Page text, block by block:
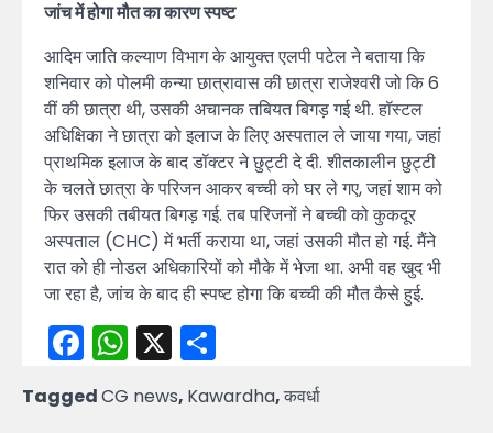
जांच में होगा मौत का कारण स्पष्ट
आदिम जाति कल्याण विभाग के आयुक्त एलपी पटेल ने बताया कि
शनिवार को पोलमी कन्या छात्रावास की छात्रा राजेश्वरी जो कि 6
वीं की छात्रा थी, उसकी अचानक तबियत बिगड़ गई थी. हॉस्टल
अधिक्षिका ने छात्रा को इलाज के लिए अस्पताल ले जाया गया, जहां
प्राथमिक इलाज के बाद डॉक्टर ने छुट्टी दे दी. शीतकालीन छुट्टी
के चलते छात्रा के परिजन आकर बच्ची को घर ले गए, जहां शाम को
फिर उसकी तबीयत बिगड़ गई. तब परिजनों ने बच्ची को कुकदूर
अस्पताल (CHC) में भर्ती कराया था, जहां उसकी मौत हो गई. मैंने
रात को ही नोडल अधिकारियों को मौके में भेजा था. अभी वह खुद भी
जा रहा है, जांच के बाद ही स्पष्ट होगा कि बच्ची की मौत कैसे हुई.
Facebook
WhatsApp
X
TaggedCG news, Kawardha,कवर्धा